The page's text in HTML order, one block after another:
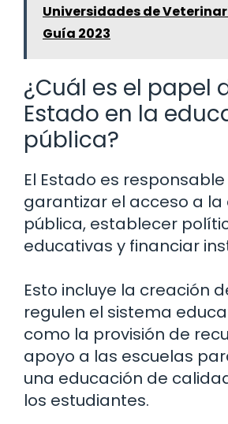
Universidades de
Guía 2023
¿Cuál es el papel
Estado en la
pública?
El Estado es
garantizar el acceso a la
pública, establecer
educativas y financiar
Esto incluye la creación
regulen el sistema
como la provisión de
apoyo a las escuelas
una educación de
los estudiantes.